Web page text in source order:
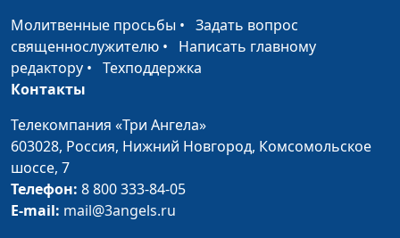
жизнью
Мертвый Христос во
гробе
Татьяна Лебедева,
Распятие
Татьяна Лебедева,
магистр богословия
Взятие Христа под
стражу
магистр богословия
Молитвенные просьбы • Задать вопрос
священнослужителю • Написать главному
редактору • Техподдержка
Контакты
Телекомпания «Три Ангела»
603028, Россия, Нижний Новгород, Комсомольское
шоссе, 7
Телефон: 8 800 333-84-05
E-mail: mail@3angels.ru